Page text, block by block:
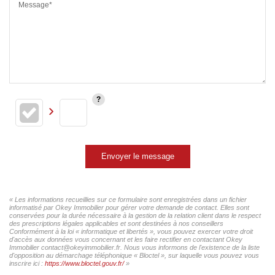
Message*
Envoyer le message
« Les informations recueillies sur ce formulaire sont enregistrées dans un fichier
informatisé par Okey Immobilier pour gérer votre demande de contact. Elles sont
conservées pour la durée nécessaire à la gestion de la relation client dans le respect
des prescriptions légales applicables et sont destinées à nos conseillers
Conformément à la loi « informatique et libertés », vous pouvez exercer votre droit
d'accès aux données vous concernant et les faire rectifier en contactant Okey
Immobilier contact@okeyimmobilier.fr. Nous vous informons de l'existence de la liste
d'opposition au démarchage téléphonique « Bloctel », sur laquelle vous pouvez vous
inscrire ici : https://www.bloctel.gouv.fr/»